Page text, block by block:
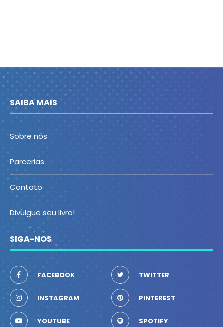
SAIBA MAIS
Sobre nós
Parcerias
Contato
Divulgue seu livro!
SIGA-NOS
FACEBOOK TWITTER
INSTAGRAM PINTEREST
YOUTUBE SPOTIFY